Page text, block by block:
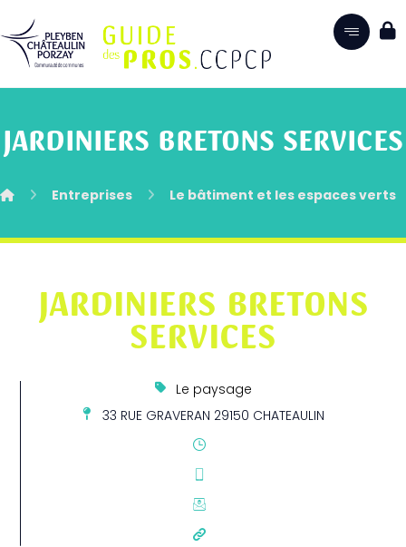
JARDINIERS BRETONS SERVICES
Entreprises Le bâtiment et les espaces verts
JARDINIERS BRETONS
SERVICES
Le paysage
33 RUE GRAVERAN 29150 CHATEAULIN